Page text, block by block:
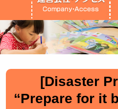
[Disaster
“Prepare for it